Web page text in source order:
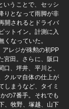
いうことで、セッシ
りとなって雨脚が非
開されるとドライバ
ットイン。計測に入
くなっていた。
アレジが殊勲の初PP
宮田。さらに、阪口
、坪井、平川と、
クルマ自体の仕上が
しまうなど、タイミ
の7番手。それでも
、牧野、塚越、山下